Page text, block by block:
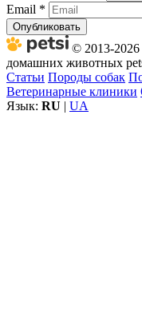
Email *
Опубликовать
© 2013-2026
домашних животных
Статьи Породы собак
Ветеринарные клиники
Язык: RU | UA